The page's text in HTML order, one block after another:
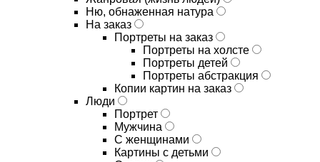
Ню, обнаженная натура
На заказ
Портреты на заказ
Портреты на холсте
Портреты детей
Портреты абстракция
Копии картин на заказ
Люди
Портрет
Мужчина
С женщинами
Картины с детьми